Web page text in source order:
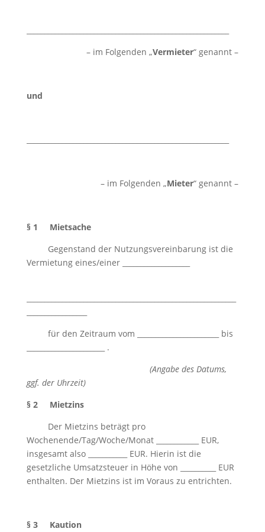
– im Folgenden „Vermieter“ genannt –
und
– im Folgenden „Mieter“ genannt –
§ 1 Mietsache
Gegenstand der Nutzungsvereinbarung ist die
Vermietung eines/einer ___________________
für den Zeitraum vom _______________________ bis
______________________ .
(Angabe des Datums,
ggf. der Uhrzeit)
§ 2 Mietzins
Der Mietzins beträgt pro
Wochenende/Tag/Woche/Monat ____________ EUR,
insgesamt also ___________ EUR. Hierin ist die
gesetzliche Umsatzsteuer in Höhe von __________ EUR
enthalten. Der Mietzins ist im Voraus zu entrichten.
§ 3 Kaution